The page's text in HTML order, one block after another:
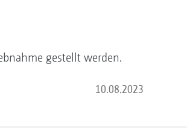
gestellt werden.
10.08.2023